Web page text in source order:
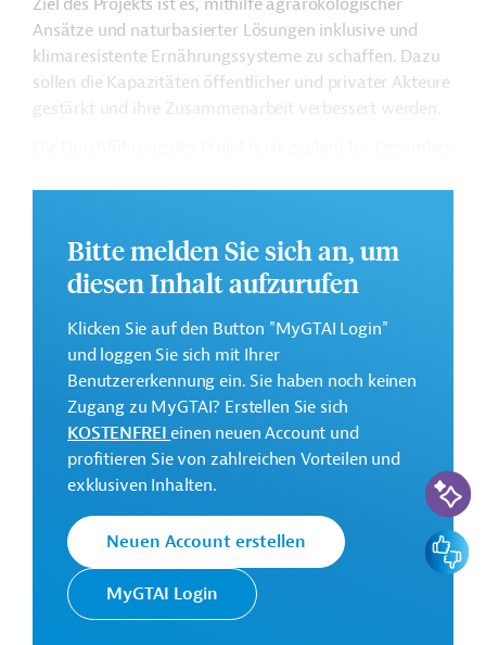
Ziel des Projekts ist es, mithilfe agrarökologischer
Ansätze und naturbasierter Lösungen inklusive und
klimaresistente Ernährungssysteme zu schaffen. Dazu
sollen die Kapazitäten öffentlicher und privater Akteure
gestärkt und ihre Zusammenarbeit verbessert werden.
finden Sie auf derWebseite der Enabel
GTAI informiert über dieEnabel: Schwerpunkte,
Geschäftsanbahnung.
Gesamtkosten:
9,3 Millionen Euro
Kontaktadresse
Enabel unterstützt die
Umsetzung von
Bitte melden Sie sich an, um
diesen Inhalt aufzurufen
Klicken Sie auf den Button "MyGTAI Login"
und loggen Sie sich mit Ihrer
Benutzererkennung ein. Sie haben noch keinen
Zugang zu MyGTAI? Erstellen Sie sich
KOSTENFREIeinen neuen Account und
profitieren Sie von zahlreichen Vorteilen und
exklusiven Inhalten.
Neuen Account erstellen
MyGTAI Login
KI-